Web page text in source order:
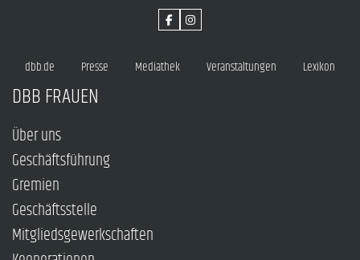
dbb.de Presse Mediathek Veranstaltungen Lexikon
DBB FRAUEN
Über uns
Geschäftsführung
Gremien
Geschäftsstelle
Mitgliedsgewerkschaften